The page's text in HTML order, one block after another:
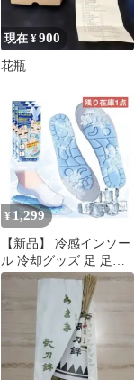
現在 ¥900
花瓶
¥ 1,299
【新品】 冷感インソー
ル 冷却グッズ 足 足の
裏 冷やす 自動凍結 中